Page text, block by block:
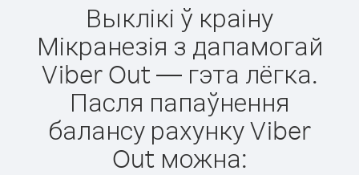
Выклікі ў краіну
Мікранезія з дапамогай
Viber Out — гэта лёгка.
Пасля папаўнення
балансу рахунку Viber
Out можна: